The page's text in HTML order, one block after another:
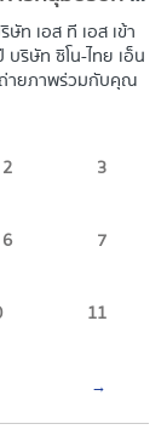
ท เอส ที เอส เข้า
ริษัท ซิโน-ไทย เอ็น
ถ่ายภาพร่วมกับคุณ
2 3
6 7
11
→